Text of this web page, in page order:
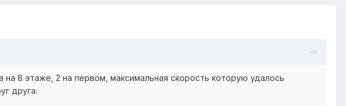
на 8 этаже, 2 на первом, максимальная скорость которую удалось
друга.